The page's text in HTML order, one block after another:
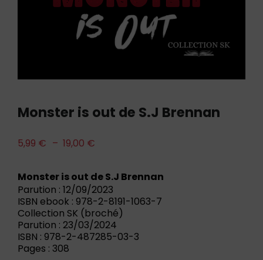
Monster is out de S.J Brennan
5,99 € – 19,00 €
Monster is out de S.J Brennan
Parution : 12/09/2023
ISBN ebook : 978-2-8191-1063-7
Collection SK (broché)
Parution : 23/03/2024
ISBN : 978-2-487285-03-3
Pages : 308